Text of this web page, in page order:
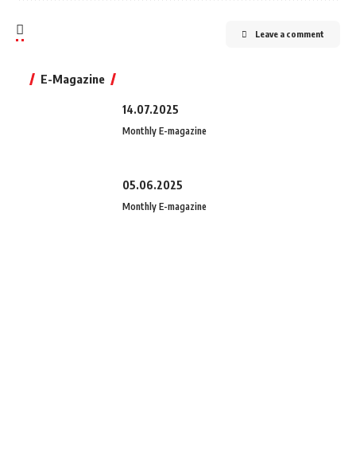
Leave a comment
E-Magazine
14.07.2025
Monthly E-magazine
05.06.2025
Monthly E-magazine